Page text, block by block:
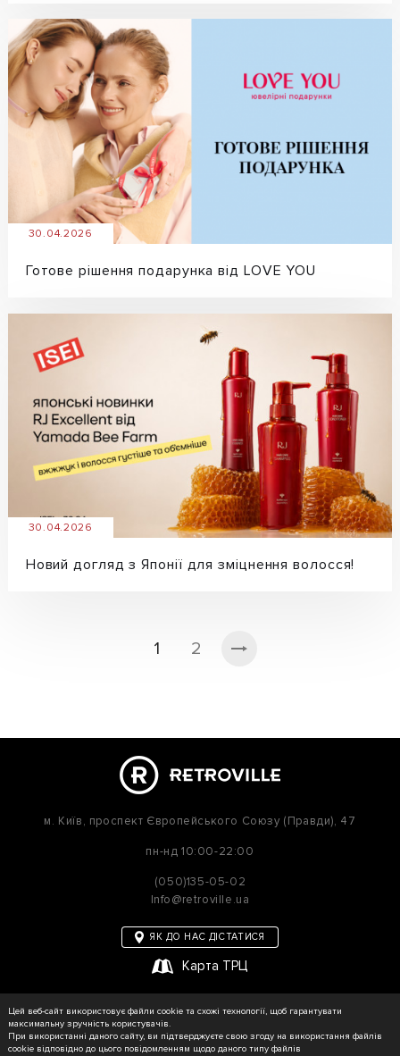
30.04.2026
Готове рішення подарунка від LOVE YOU
30.04.2026
Новий догляд з Японії для зміцнення волосся!
1 2
м. Київ, проспект Європейського Союзу (Правди), 47
пн-нд 10:00-22:00
(050)135-05-02
Info@retroville.ua
ЯК ДО НАС ДІСТАТИСЯ
Карта ТРЦ
Цей веб-сайт використовує файли cookie та схожі технології, щоб гарантувати
максимальну зручність користувачів.
При використанні даного сайту, ви підтверджуєте свою згоду на використання файлів
cookie відповідно до цього повідомленням щодо даного типу файлів